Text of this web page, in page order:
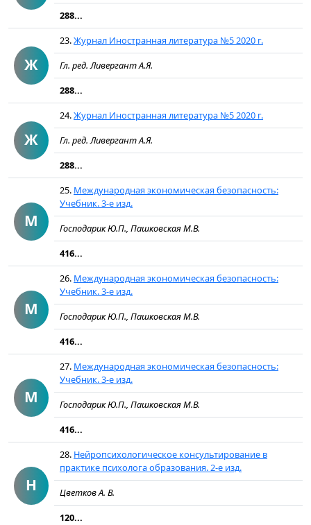
288...
Ж
23.Журнал Иностранная литература №5 2020 г.
Гл. ред. Ливергант А.Я.
288...
Ж
24.Журнал Иностранная литература №5 2020 г.
Гл. ред. Ливергант А.Я.
288...
М
25. Международная экономическая безопасность:
Учебник. 3-е изд.
Господарик Ю.П., Пашковская М.В.
416...
М
26. Международная экономическая безопасность:
Учебник. 3-е изд.
Господарик Ю.П., Пашковская М.В.
416...
М
27. Международная экономическая безопасность:
Учебник. 3-е изд.
Господарик Ю.П., Пашковская М.В.
416...
Н
28. Нейропсихологическое консультирование в
практике психолога образования. 2-е изд.
Цветков А. В.
120...